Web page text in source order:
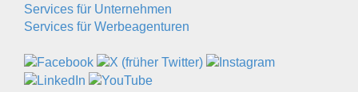
Services für Unternehmen
Services für Werbeagenturen